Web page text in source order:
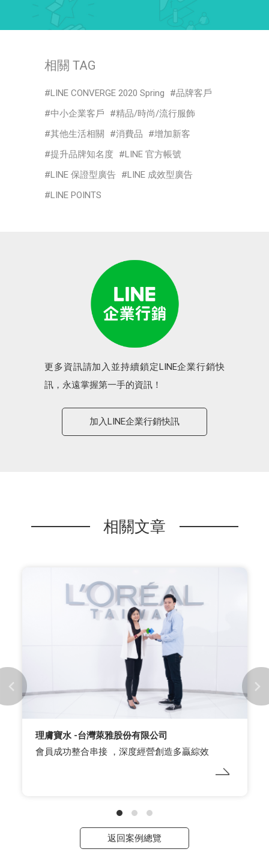
相關 TAG
LINE CONVERGE 2020 Spring
品牌客戶
中小企業客戶
精品/時尚/流行服飾
其他生活相關
消費品
增加新客
提升品牌知名度
LINE 官方帳號
LINE 保證型廣告
LINE 成效型廣告
LINE POINTS
更多資訊請加入並持續鎖定LINE企業行銷快
訊，永遠掌握第一手的資訊！
加入LINE企業行銷快訊
相關文章
理膚寶水 -台灣萊雅股份有限公司
會員成功整合串接 ，深度經營創造多贏綜效
返回案例總覽